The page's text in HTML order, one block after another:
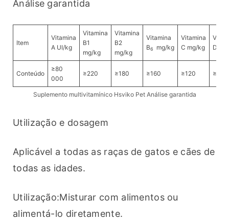
Análise garantida
Item
Vitamina
A UI/kg
Vitamina
B1
mg/kg
Vitamina
B2
mg/kg
Vitamina
B6 mg/kg
Vitamina
C mg/kg
D
Conteúdo
≥80
000
≥220 ≥180 ≥160 ≥120 ≥30
Suplemento multivitamínico Hsviko Pet Análise garantida
Utilização e dosagem
Aplicável a todas as raças de gatos e cães de
todas as idades.
Utilização:Misturar com alimentos ou
alimentá-lo diretamente.